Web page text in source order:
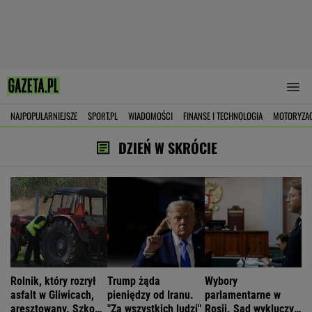
NAJPOPULARNIEJSZE SPORT.PL WIADOMOŚCI FINANSE I TECHNOLOGIA
DZIEŃ W SKRÓCIE
Rolnik, który rozrył
asfalt w Gliwicach,
aresztowany. Szkody
Trump żąda
pieniędzy od Iranu.
"Za wszystkich ludzi"
Wybory
parlamentarne w
Rosji. Sąd wykluczył